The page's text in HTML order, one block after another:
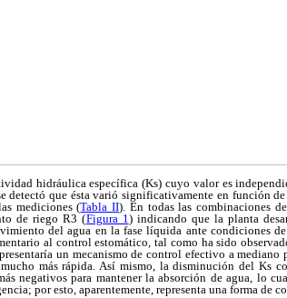
hidráulica específica (Ks) cuyo valor es
detectó que ésta varió significativamente en función
mediciones (Tabla II). En todas las combinaciones
de riego R3 (Figura 1) indicando que la planta
del agua en la fase líquida ante condiciones
al control estomático, tal como ha sido
un mecanismo de control efectivo a
más rápida. Así mismo, la disminución del Ks
negativos para mantener la absorción de agua, lo
por esto, aparentemente, representa una forma de